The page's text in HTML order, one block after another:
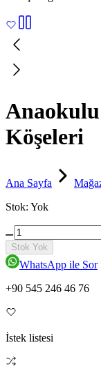
Köşeleri
Ana Sayfa
Stok: Yok
Stok Yok
WhatsApp ile Sor
+90 545 246 46 76
İstek listesi